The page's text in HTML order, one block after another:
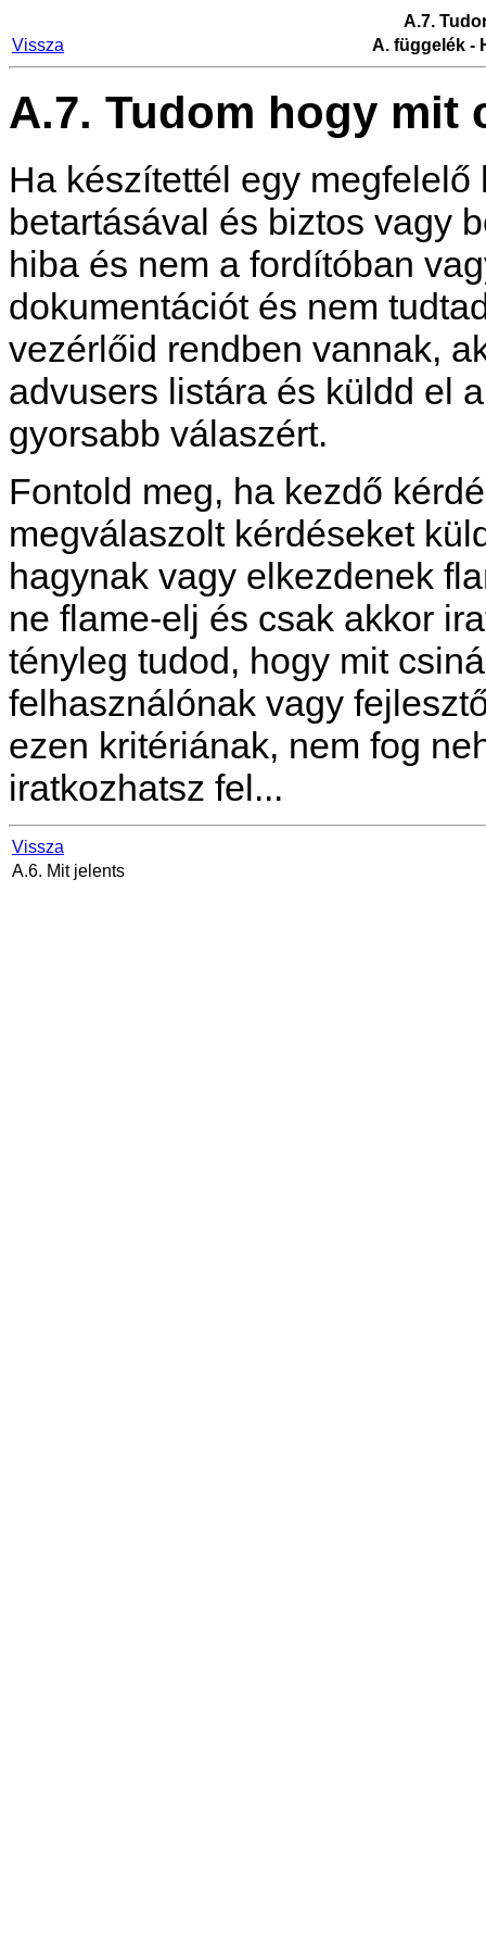
A.7.
Vissza
A. függelék -
A.7. Tudom hogy mit
Ha készítettél egy
betartásával és biztos vagy
hiba és nem a fordítóban
dokumentációt és nem
vezérlőid rendben vannak,
advusers listára és küldd el
gyorsabb válaszért.
Fontold meg, ha kezdő
megválaszolt kérdéseket
hagynak vagy elkezdenek
ne flame-elj és csak akkor
tényleg tudod, hogy mit
felhasználónak vagy
ezen kritériának, nem fog
iratkozhatsz fel...
Vissza
A.6. Mit jelents